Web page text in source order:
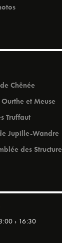
Chênée
et Meuse
Truffaut
Jupille-Wandre
des
› 16:30